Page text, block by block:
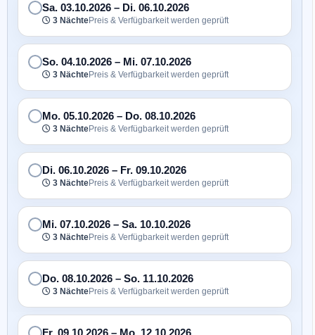
Sa. 03.10.2026 – Di. 06.10.2026
3 NächtePreis & Verfügbarkeit werden geprüft
So. 04.10.2026 – Mi. 07.10.2026
3 NächtePreis & Verfügbarkeit werden geprüft
Mo. 05.10.2026 – Do. 08.10.2026
3 NächtePreis & Verfügbarkeit werden geprüft
Di. 06.10.2026 – Fr. 09.10.2026
3 NächtePreis & Verfügbarkeit werden geprüft
Mi. 07.10.2026 – Sa. 10.10.2026
3 NächtePreis & Verfügbarkeit werden geprüft
Do. 08.10.2026 – So. 11.10.2026
3 NächtePreis & Verfügbarkeit werden geprüft
Fr. 09.10.2026 – Mo. 12.10.2026